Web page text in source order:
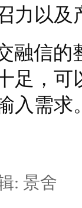
力以及
融信的
足，可
入需求
: 景舍